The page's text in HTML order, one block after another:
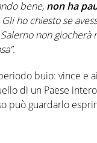
bene, non ha
ho chiesto se
non
buio: vince e
di un Paese
può guardarlo